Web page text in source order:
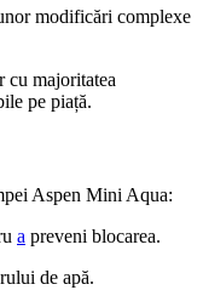
modificări complexe
cu majoritatea
pe piață.
Aspen Mini Aqua:
a preveni blocarea.
de apă.